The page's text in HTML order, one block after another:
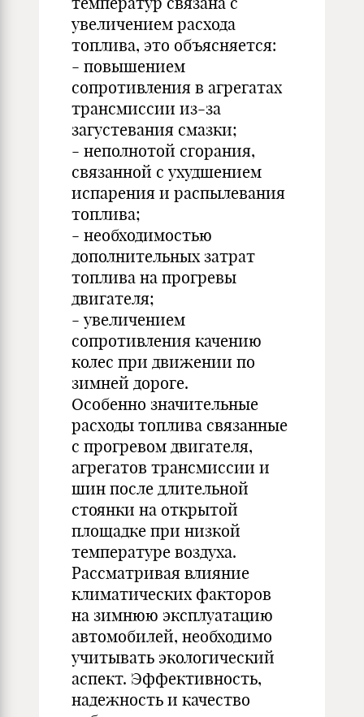
увеличением расхода
топлива, это объясняется:
- повышением
сопротивления в агрегатах
трансмиссии из-за
загустевания смазки;
- неполнотой сгорания,
связанной с ухудшением
испарения и распылевания
топлива;
- необходимостью
дополнительных затрат
топлива на прогревы
двигателя;
- увеличением
сопротивления качению
колес при движении по
зимней дороге.
Особенно значительные
расходы топлива связанные
с прогревом двигателя,
агрегатов трансмиссии и
шин после длительной
стоянки на открытой
площадке при низкой
температуре воздуха.
Рассматривая влияние
климатических факторов
на зимнюю эксплуатацию
автомобилей, необходимо
учитывать экологический
аспект. Эффективность,
надежность и качество